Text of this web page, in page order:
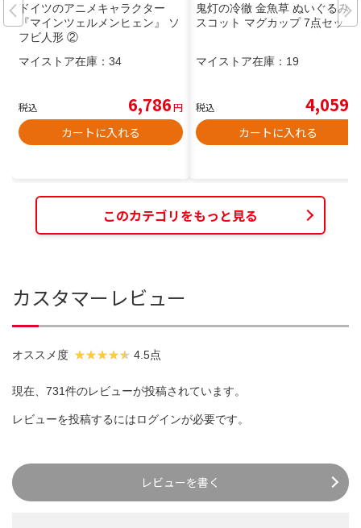
ドイツのアニメキャラクター
『マインツェルメンヒェン』 ソ
フビ人形 ②
マイストア在庫： 34
税込 6,786円
カートに入れる
鬼灯の冷徹 金魚草 ぬいぐるみマ
スコット マグカップ 7点セット
マイストア在庫： 19
税込 4,059
カートに入れる
このカテゴリをもっと見る
カスタマーレビュー
オススメ度 4.5点
現在、731件のレビューが投稿されています。
レビューを投稿するにはログインが必要です。
レビューを書く